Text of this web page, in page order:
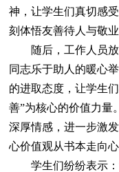
神，让学生们真切感
刻体悟友善待人与敬
随后，工作人员放
同志乐于助人的暖心
的进取态度，让学生
善”为核心的价值力量
深厚情感，进一步激
心价值观从书本走向心
学生们纷纷表示：“